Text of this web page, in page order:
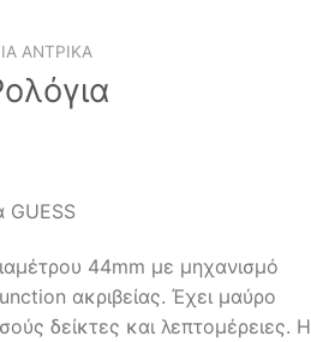
ΑΝΤΡΙΚΆ
GUESS
44mm με μηχανισμό
ακριβείας. Έχει μαύρο
δείκτες και λεπτομέρειες. Η